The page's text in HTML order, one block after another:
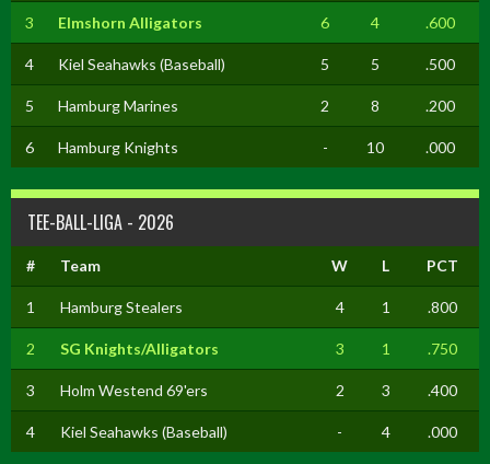
3 Elmshorn Alligators 6 4 .600
4 Kiel Seahawks (Baseball) 5 5 .500
5 Hamburg Marines 2 8 .200
6 Hamburg Knights - 10 .000
TEE-BALL-LIGA - 2026
# Team W L PCT
1 Hamburg Stealers 4 1 .800
2 SG Knights/Alligators 3 1 .750
3 Holm Westend 69'ers 2 3 .400
4 Kiel Seahawks (Baseball) - 4 .000